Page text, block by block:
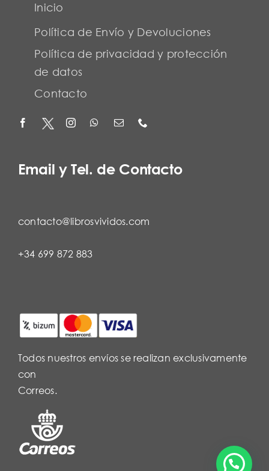
Inicio
Política de Envío y Devoluciones
Política de privacidad y protección
de datos
Contacto
Email y Tel. de Contacto
contacto@librosvividos.com
+34 699 872 883
Todos nuestros envíos se realizan exclusivamente
con
Correos.